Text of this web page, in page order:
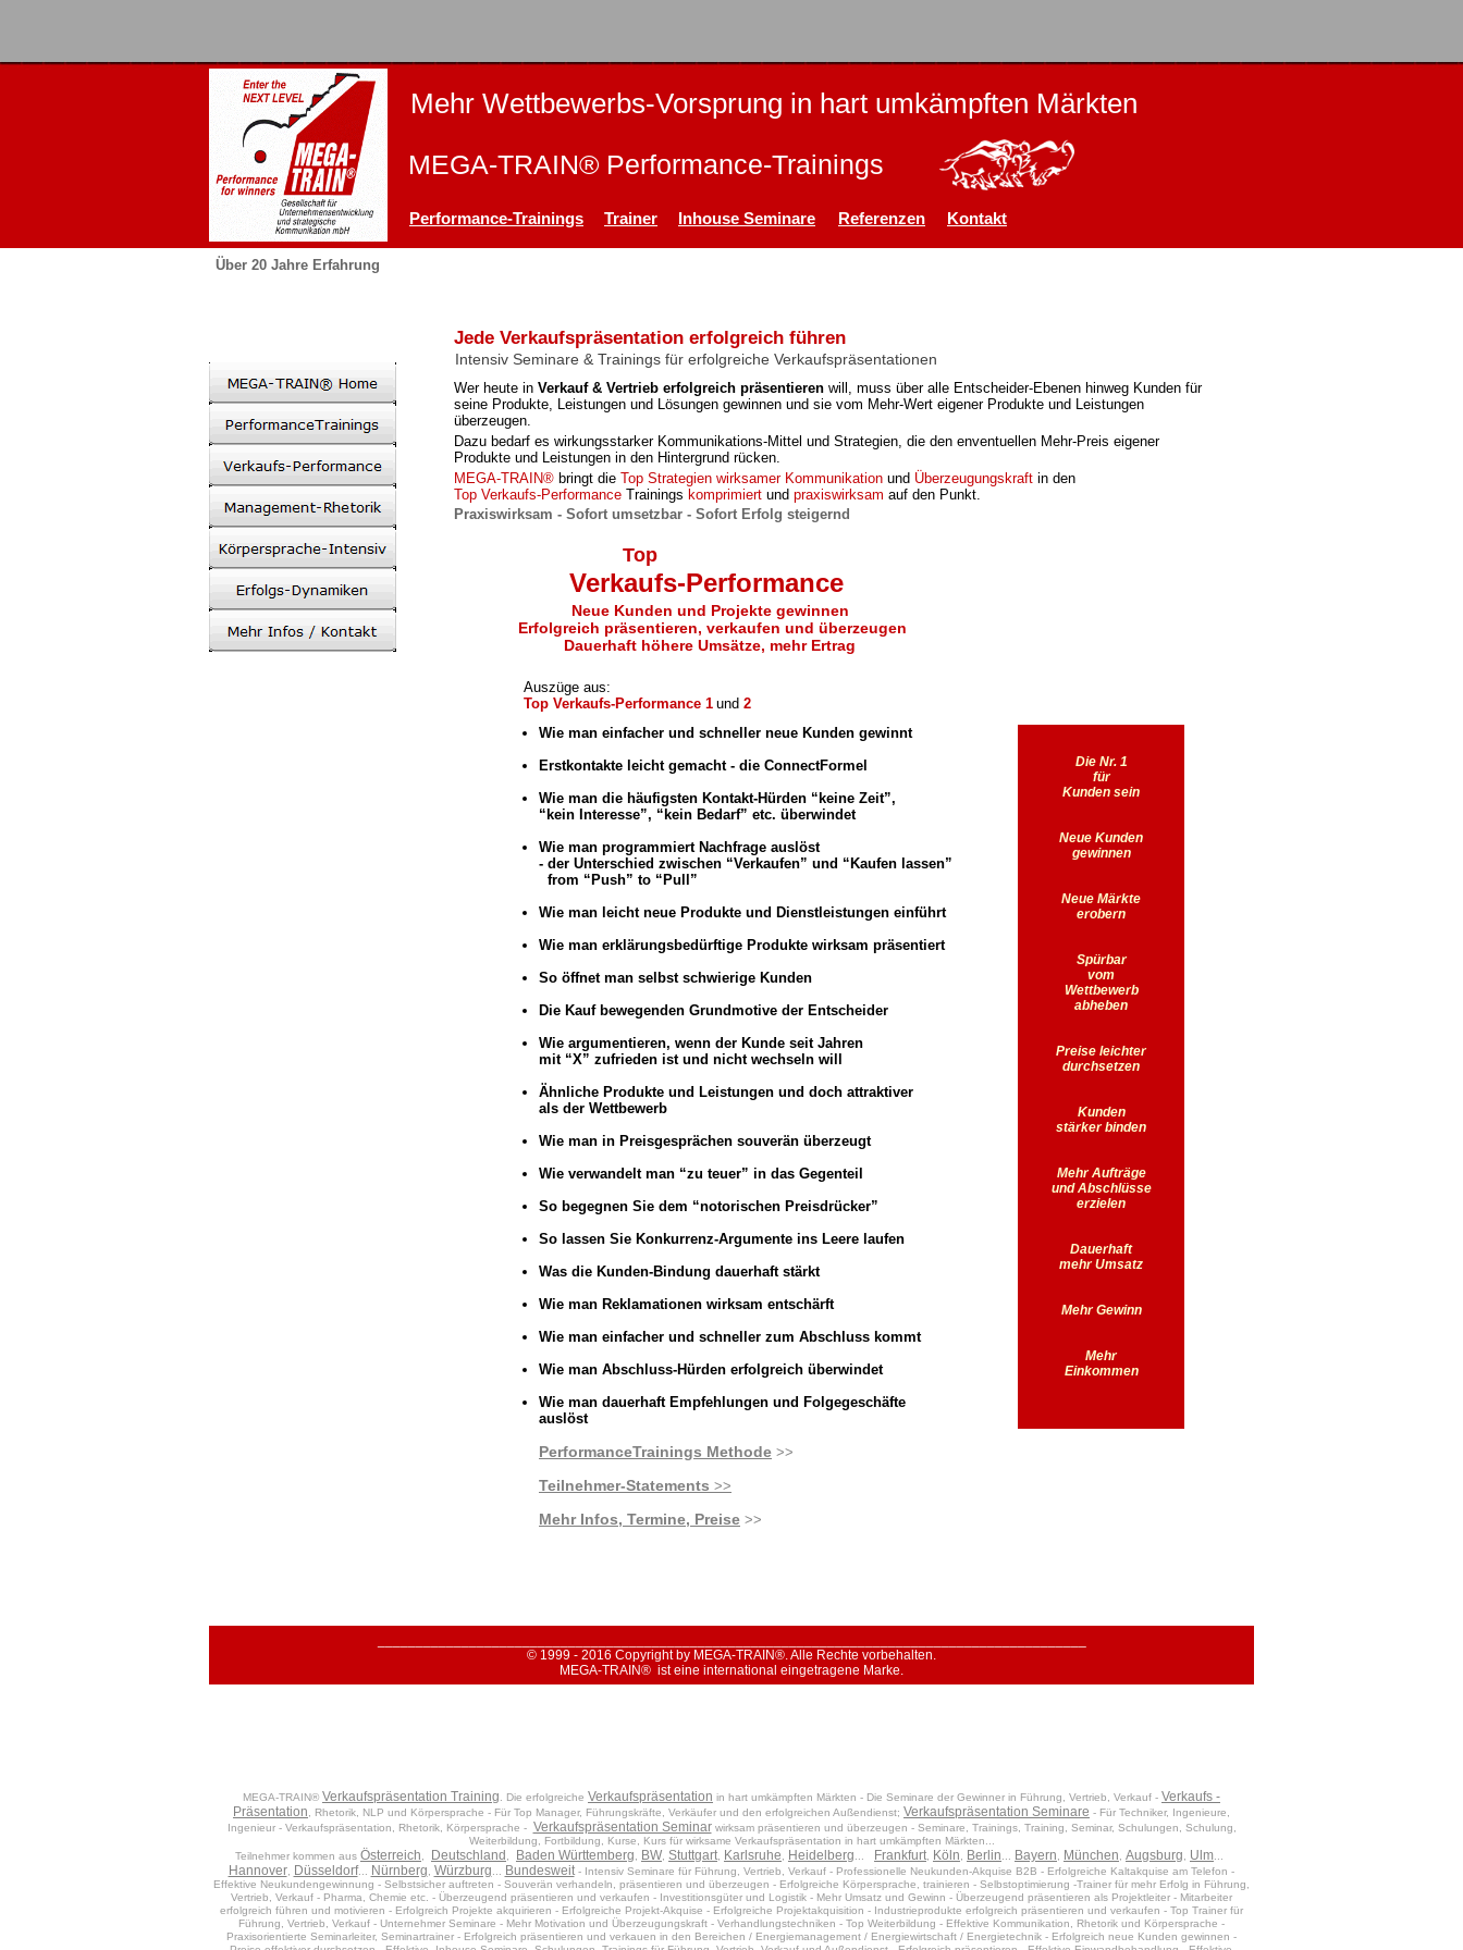
Mehr Wettbewerbs-Vorsprung in hart umkämpften Märkten
MEGA-TRAIN® Performance-Trainings
Performance-Trainings Trainer Inhouse Seminare Referenzen Kontakt
Über 20 Jahre Erfahrung
Jede Verkaufspräsentation erfolgreich führen
Intensiv Seminare & Trainings für erfolgreiche Verkaufspräsentationen
Wer heute in Verkauf & Vertrieb erfolgreich präsentieren will, muss über alle Entscheider-Ebenen hinweg Kunden für
seine Produkte, Leistungen und Lösungen gewinnen und sie vom Mehr-Wert eigener Produkte und Leistungen
überzeugen.
Dazu bedarf es wirkungsstarker Kommunikations-Mittel und Strategien, die den enventuellen Mehr-Preis eigener
Produkte und Leistungen in den Hintergrund rücken.
MEGA-TRAIN® bringt die Top Strategien wirksamer Kommunikation und Überzeugungskraft in den
Top Verkaufs-Performance Trainings komprimiert und praxiswirksam auf den Punkt.
Praxiswirksam - Sofort umsetzbar - Sofort Erfolg steigernd
Top
Verkaufs-Performance
Neue Kunden und Projekte gewinnen
Erfolgreich präsentieren, verkaufen und überzeugen
Dauerhaft höhere Umsätze, mehr Ertrag
Auszüge aus:
Top Verkaufs-Performance 1 und 2
Wie man einfacher und schneller neue Kunden gewinnt
Erstkontakte leicht gemacht - die ConnectFormel
Wie man die häufigsten Kontakt-Hürden “keine Zeit”,
“kein Interesse”, “kein Bedarf” etc. überwindet
Wie man programmiert Nachfrage auslöst
- der Unterschied zwischen “Verkaufen” und “Kaufen lassen”
from “Push” to “Pull”
Wie man leicht neue Produkte und Dienstleistungen einführt
Wie man erklärungsbedürftige Produkte wirksam präsentiert
So öffnet man selbst schwierige Kunden
Die Kauf bewegenden Grundmotive der Entscheider
Wie argumentieren, wenn der Kunde seit Jahren
mit “X” zufrieden ist und nicht wechseln will
Ähnliche Produkte und Leistungen und doch attraktiver
als der Wettbewerb
Wie man in Preisgesprächen souverän überzeugt
Wie verwandelt man “zu teuer” in das Gegenteil
So begegnen Sie dem “notorischen Preisdrücker”
So lassen Sie Konkurrenz-Argumente ins Leere laufen
Was die Kunden-Bindung dauerhaft stärkt
Wie man Reklamationen wirksam entschärft
Wie man einfacher und schneller zum Abschluss kommt
Wie man Abschluss-Hürden erfolgreich überwindet
Wie man dauerhaft Empfehlungen und Folgegeschäfte
auslöst
PerformanceTrainings Methode >>
Teilnehmer-Statements >>
Mehr Infos, Termine, Preise >>
Die Nr. 1
für
Kunden sein
Neue Kunden
gewinnen
Neue Märkte
erobern
Spürbar
vom
Wettbewerb
abheben
Preise leichter
durchsetzen
Kunden
stärker binden
Mehr Aufträge
und Abschlüsse
erzielen
Dauerhaft
mehr Umsatz
Mehr Gewinn
Mehr
Einkommen
© 1999 - 2016 Copyright by MEGA-TRAIN®. Alle Rechte vorbehalten.
MEGA-TRAIN® ist eine international eingetragene Marke.
MEGA-TRAIN® Verkaufspräsentation Training . Die erfolgreiche Verkaufspräsentation in hart umkämpften Märkten - Die Seminare der Gewinner in Führung, Vertrieb, Verkauf - Verkaufs -
Präsentation , Rhetorik, NLP und Körpersprache - Für Top Manager, Führungskräfte, Verkäufer und den erfolgreichen Außendienst; Verkaufspräsentation Seminare - Für Techniker, Ingenieure,
Ingenieur - Verkaufspräsentation, Rhetorik, Körpersprache - Verkaufspräsentation Seminarwirksam präsentieren und überzeugen - Seminare, Trainings, Training, Seminar, Schulungen, Schulung,
Weiterbildung, Fortbildung, Kurse, Kurs für wirksame Verkaufspräsentation in hart umkämpften Märkten...
Teilnehmer kommen aus Österreich Deutschland Baden Württemberg BW Stuttgart Karlsruhe Heidelberg Frankfurt Köln Berlin Bayern München Augsburg Ulm
Hannover, Düsseldorf... Nürnberg Würzburg Bundesweit- Intensiv Seminare für Führung, Vertrieb, Verkauf - Professionelle Neukunden-Akquise B2B - Erfolgreiche Kaltakquise am Telefon -
Effektive Neukundengewinnung - Selbstsicher auftreten - Souverän verhandeln, präsentieren und überzeugen - Erfolgreiche Körpersprache, trainieren - Selbstoptimierung -Trainer für mehr Erfolg in Führung,
Vertrieb, Verkauf - Pharma, Chemie etc. - Überzeugend präsentieren und verkaufen - Investitionsgüter und Logistik - Mehr Umsatz und Gewinn - Überzeugend präsentieren als Projektleiter - Mitarbeiter
erfolgreich führen und motivieren - Erfolgreich Projekte akquirieren - Erfolgreiche Projekt-Akquise - Erfolgreiche Projektakquisition - Industrieprodukte erfolgreich präsentieren und verkaufen - Top Trainer für
Führung, Vertrieb, Verkauf - Unternehmer Seminare - Mehr Motivation und Überzeugungskraft - Verhandlungstechniken - Top Weiterbildung - Effektive Kommunikation, Rhetorik und Körpersprache -
Praxisorientierte Seminarleiter, Seminartrainer - Erfolgreich präsentieren und verkauen in den Bereichen / Energiemanagement / Energiewirtschaft / Energietechnik- Erfolgreich neue Kunden gewinnen -